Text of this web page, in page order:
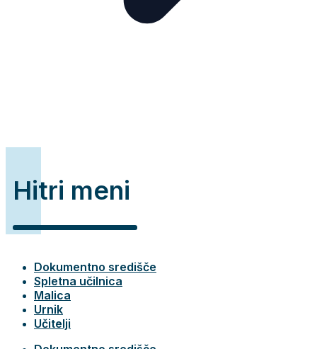
Hitri meni
Dokumentno središče
Spletna učilnica
Malica
Urnik
Učitelji